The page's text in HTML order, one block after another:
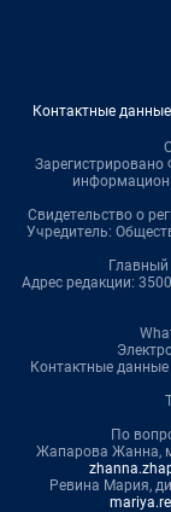
Контактные
Зарегистрировано
Свидетельство о
Учредитель:
Главный
Адрес редакции:
Контактные
По
Жапарова Жанна,
Ревина Мария,